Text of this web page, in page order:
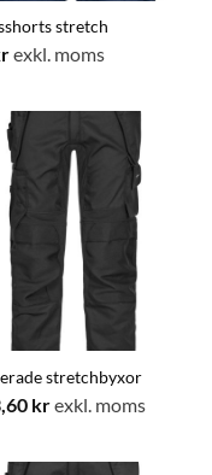
stretch
exkl. moms
stretchbyxor
krexkl. moms